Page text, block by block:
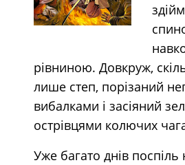
рівниною. Довкруж,
лише степ, порізаний
вибалками і засіяний
острівцями колючих
Уже багато днів поспіль